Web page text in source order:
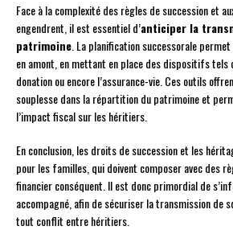
Face à la complexité des règles de succession et
engendrent, il est essentiel d’anticiper la
patrimoine . La planification successorale
en amont, en mettant en place des dispositifs tels
donation ou encore l’assurance-vie. Ces outils
souplesse dans la répartition du patrimoine et
l’impact fiscal sur les héritiers.
En conclusion, les droits de succession et les
pour les familles, qui doivent composer avec des
financier conséquent. Il est donc primordial de
accompagné, afin de sécuriser la transmission de
tout conflit entre héritiers.